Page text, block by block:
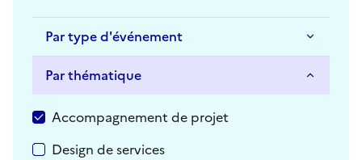
Par type d'événement
Par thématique
Par thématique
Accompagnement de projet
Design de services